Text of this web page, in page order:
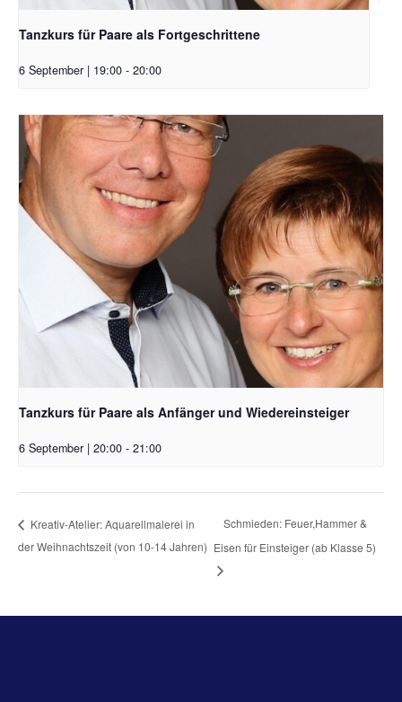
Tanzkurs für Paare als Fortgeschrittene
6 September | 19:00 - 20:00
Tanzkurs für Paare als Anfänger und Wiedereinsteiger
6 September | 20:00 - 21:00
Kreativ-Atelier: Aquarellmalerei in
der Weihnachtszeit (von 10-14 Jahren)
Schmieden: Feuer,Hammer &
Eisen für Einsteiger (ab Klasse 5)